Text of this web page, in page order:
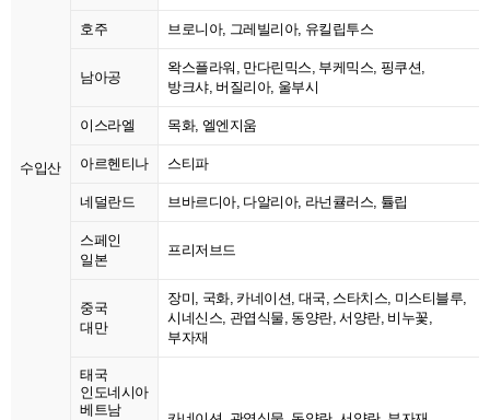
수입산
호주 브로니아, 그레빌리아, 유킬립투스
남아공
왁스플라워, 만다린믹스, 부케믹스, 핑쿠션,
방크샤, 버질리아, 울부시
이스라엘 목화, 엘엔지움
아르헨티나 스티파
네덜란드 브바르디아, 다알리아, 라넌큘러스, 튤립
스페인
일본
프리저브드
중국
대만
장미, 국화, 카네이션, 대국, 스타치스, 미스티블루,
시네신스, 관엽식물, 동양란, 서양란, 비누꽃,
부자재
태국
인도네시아
베트남